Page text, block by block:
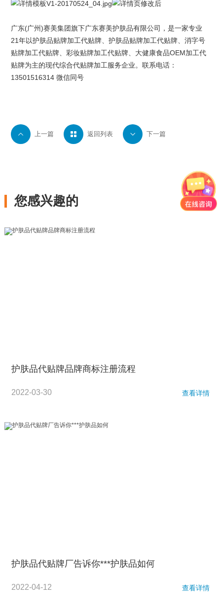
 上一篇  返回列表  下一篇
广东(广州)赛美集团旗下广东赛美护肤品有限公司 ，是一家专业
21年以护肤品贴牌加工代贴牌、护肤品贴牌加工代贴牌、消字号
贴牌加工代贴牌、彩妆贴牌加工代贴牌、大健康食品OEM加工代
贴牌为主的现代综合代贴牌加工服务企业。联系电话：
13501516314 微信同号
您感兴趣的
护肤品代贴牌品牌商标注册流程
2022-03-30 查看详情
护肤品代贴牌厂告诉你***护肤品如何
2022-04-12 查看详情